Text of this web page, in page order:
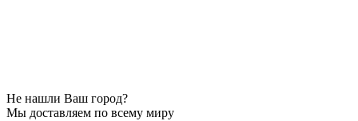
Не нашли Ваш город?
Мы доставляем по всему миру